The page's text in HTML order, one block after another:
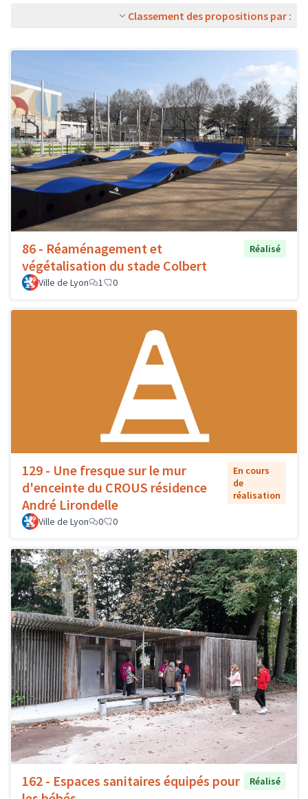
Classement des propositions par :
86 - Réaménagement et
végétalisation du stade Colbert
Réalisé
Ville de Lyon 1 0
129 - Une fresque sur le mur
d'enceinte du CROUS résidence
André Lirondelle
En cours
de
réalisation
Ville de Lyon 0 0
162 - Espaces sanitaires équipés pour
Réalisé